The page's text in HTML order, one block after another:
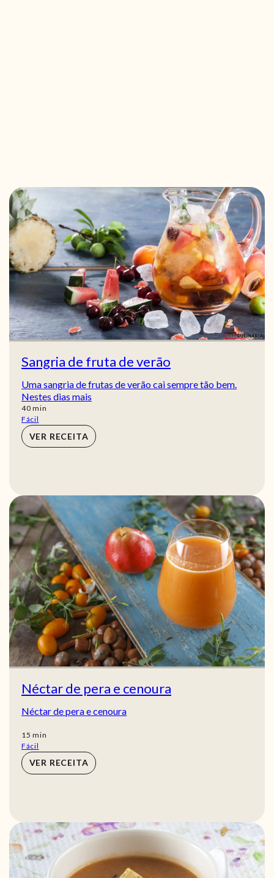
Sangria de fruta de verão
Uma sangria de frutas de verão cai sempre tão bem.
Nestes dias mais
40min
min
Fácil
VER RECEITA
Néctar de pera e cenoura
Néctar de pera e cenoura
15 min
min
Fácil
VER RECEITA